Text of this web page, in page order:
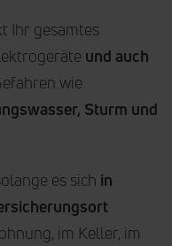
Ihr gesamtes
und auch
wie
Sturm und
es sich in
im Keller, im